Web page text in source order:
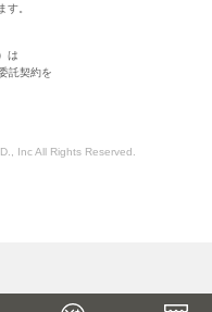
す。
は
託契約を
Inc All Rights Reserved.